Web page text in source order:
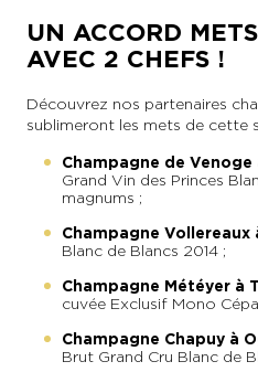
UN ACCORD
AVEC 2 CHEFS !
Découvrez nos partenaires
sublimeront les mets de cette
Champagne de Venoge
Grand Vin des Princes
magnums ;
Champagne Vollereaux
Blanc de Blancs 2014 ;
Champagne Météyer à
cuvée Exclusif Mono
Champagne Chapuy à
Brut Grand Cru Blanc de